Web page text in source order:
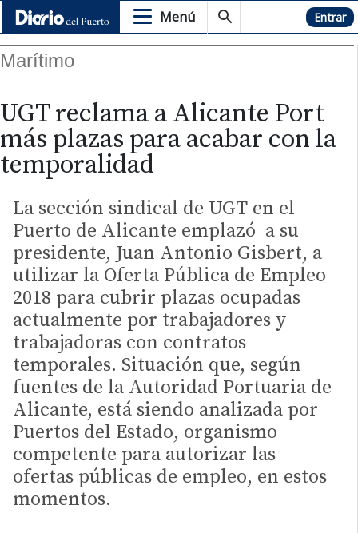
Menú Hemeroteca Entrar
Marítimo
UGT reclama a Alicante Port
más plazas para acabar con la
temporalidad
La sección sindical de UGT en el
Puerto de Alicante emplazó a su
presidente, Juan Antonio Gisbert, a
utilizar la Oferta Pública de Empleo
2018 para cubrir plazas ocupadas
actualmente por trabajadores y
trabajadoras con contratos
temporales. Situación que, según
fuentes de la Autoridad Portuaria de
Alicante, está siendo analizada por
Puertos del Estado, organismo
competente para autorizar las
ofertas públicas de empleo, en estos
momentos.